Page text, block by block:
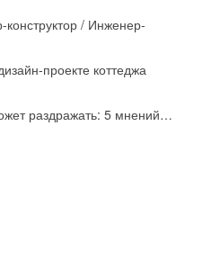
/ Инженер-
проекте коттеджа
раздражать: 5 мнений…